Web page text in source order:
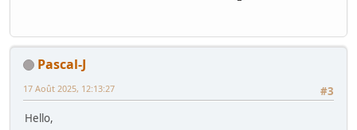
Pascal-J
#3
17 Août 2025, 12:13:27
Hello,